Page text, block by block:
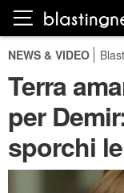
NEWS & VIDEO
Terra
per
sporchi